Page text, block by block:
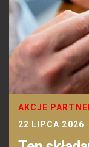
AKCJE
22 LIPCA 2026